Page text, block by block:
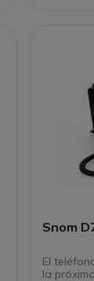
Snom
El
la